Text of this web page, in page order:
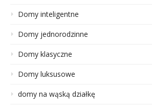
Domy inteligentne
Domy jednorodzinne
Domy klasyczne
Domy luksusowe
domy na wąską działkę